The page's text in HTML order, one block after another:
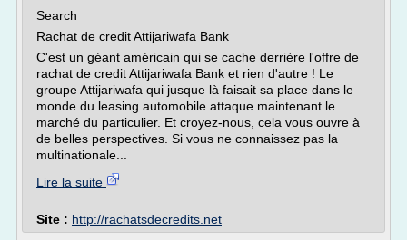
Search
Rachat de credit Attijariwafa Bank
C'est un géant américain qui se cache derrière l'offre de
rachat de credit Attijariwafa Bank et rien d'autre ! Le
groupe Attijariwafa qui jusque là faisait sa place dans le
monde du leasing automobile attaque maintenant le
marché du particulier. Et croyez-nous, cela vous ouvre à
de belles perspectives. Si vous ne connaissez pas la
multinationale...
Lire la suite
Site : http://rachatsdecredits.net